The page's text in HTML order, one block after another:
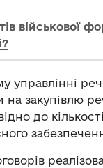
військової
управлінні
закупівлю
до